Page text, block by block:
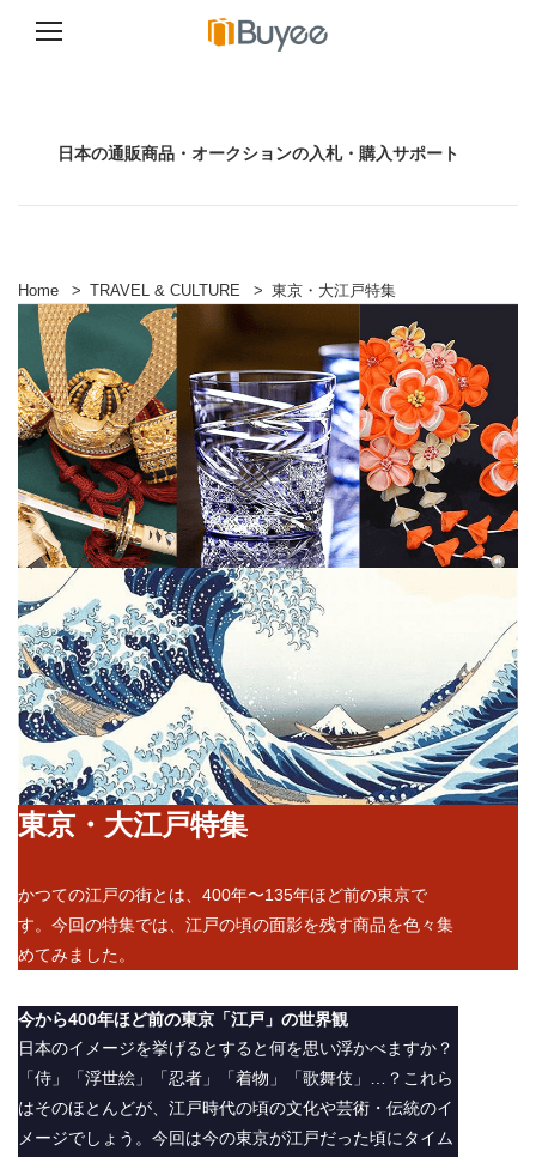
日本の通販商品・オークションの入札・購入サポート
Home > TRAVEL & CULTURE > 東京・大江戸特集
東京・大江戸特集
かつての江戸の街とは、400年〜135年ほど前の東京で
す。今回の特集では、江戸の頃の面影を残す商品を色々集
めてみました。
今から400年ほど前の東京「江戸」の世界観
日本のイメージを挙げるとすると何を思い浮かべますか？
「侍」「浮世絵」「忍者」「着物」「歌舞伎」…？これら
はそのほとんどが、江戸時代の頃の文化や芸術・伝統のイ
メージでしょう。今回は今の東京が江戸だった頃にタイム